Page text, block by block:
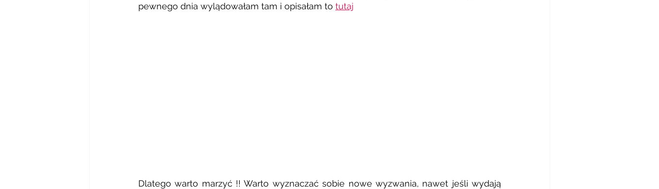
pewnego dnia wylądowałam tam i opisałam to tutaj
Dlatego warto marzyć !! Warto wyznaczać sobie nowe wyzwania, nawet jeśli wydają